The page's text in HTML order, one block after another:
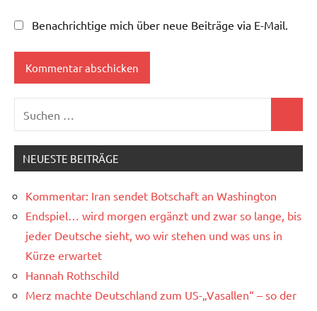
Benachrichtige mich über neue Beiträge via E-Mail.
nach:
NEUESTE BEITRÄGE
Kommentar: Iran sendet Botschaft an Washington
Endspiel… wird morgen ergänzt und zwar so lange, bis
jeder Deutsche sieht, wo wir stehen und was uns in
Kürze erwartet
Hannah Rothschild
Merz machte Deutschland zum US-„Vasallen“ – so der